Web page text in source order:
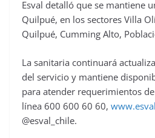
Esval detalló que se mantiene
Quilpué, en los sectores Villa
Quilpué, Cumming Alto,
La sanitaria continuará
del servicio y mantiene
para atender requerimientos
línea 600 600 60 60,
@esval_chile.